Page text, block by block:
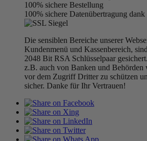
100% sichere Bestellung
100% sichere Datenübertragung
Die sensiblen Bereiche unserer
Kundenmenü und Kassenbereich,
2048 Bit RSA Schlüsselpaar
z.B. auch von Banken und Behörden
vor dem Zugriff Dritter zu schützen
sicher. Danke für Ihr Vertrauen!